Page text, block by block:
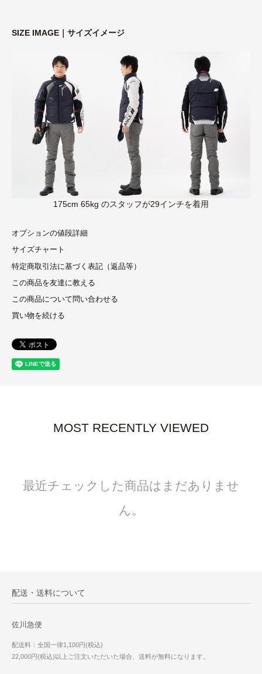
SIZE IMAGE｜サイズイメージ
175cm 65kg のスタッフが29インチを着用
オプションの値段詳細
サイズチャート
特定商取引法に基づく表記（返品等）
この商品を友達に教える
この商品について問い合わせる
買い物を続ける
MOST RECENTLY VIEWED
最近チェックした商品はまだありませ
ん。
配送・送料について
佐川急便
配送料：全国一律1,100円(税込)
22,000円(税込)以上ご注文いただいた場合、送料が無料になります。